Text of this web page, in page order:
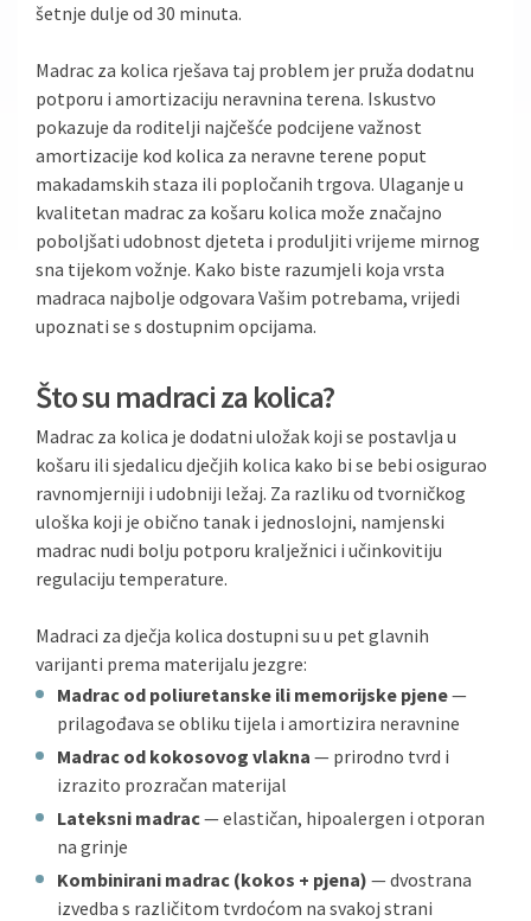
šetnje dulje od 30 minuta.
Madrac za kolica rješava taj problem jer pruža dodatnu
potporu i amortizaciju neravnina terena. Iskustvo
pokazuje da roditelji najčešće podcijene važnost
amortizacije kod kolica za neravne terene poput
makadamskih staza ili popločanih trgova. Ulaganje u
kvalitetan madrac za košaru kolica može značajno
poboljšati udobnost djeteta i produljiti vrijeme mirnog
sna tijekom vožnje. Kako biste razumjeli koja vrsta
madraca najbolje odgovara Vašim potrebama, vrijedi
upoznati se s dostupnim opcijama.
Što su madraci za kolica?
Madrac za kolica je dodatni uložak koji se postavlja u
košaru ili sjedalicu dječjih kolica kako bi se bebi osigurao
ravnomjerniji i udobniji ležaj. Za razliku od tvorničkog
uloška koji je obično tanak i jednoslojni, namjenski
madrac nudi bolju potporu kralježnici i učinkovitiju
regulaciju temperature.
Madraci za dječja kolica dostupni su u pet glavnih
varijanti prema materijalu jezgre:
Madrac od poliuretanske ili memorijske pjene—
prilagođava se obliku tijela i amortizira neravnine
Madrac od kokosovog vlakna — prirodno tvrd i
izrazito prozračan materijal
Lateksni madrac— elastičan, hipoalergen i otporan
na grinje
Kombinirani madrac (kokos + pjena) — dvostrana
izvedba s različitom tvrdoćom na svakoj strani